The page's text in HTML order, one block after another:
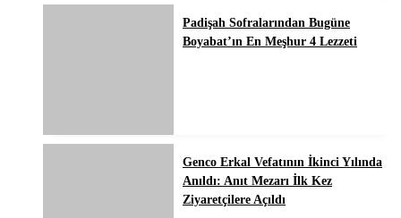
Padişah Sofralarından Bugüne
Boyabat’ın En Meşhur 4 Lezzeti
Genco Erkal Vefatının İkinci Yılında
Anıldı: Anıt Mezarı İlk Kez
Ziyaretçilere Açıldı